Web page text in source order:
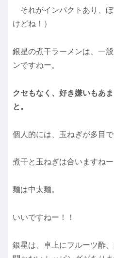
それがインパクトあり、
けどね！）
銀星の煮干ラーメンは、一
ンですねー。
クセもなく、好き嫌いもあ
と。
個人的には、玉ねぎが多目で
煮干と玉ねぎは合いますねー
麺は中太麺。
いいですねー！！
銀星は、卓上にフルーツ酢